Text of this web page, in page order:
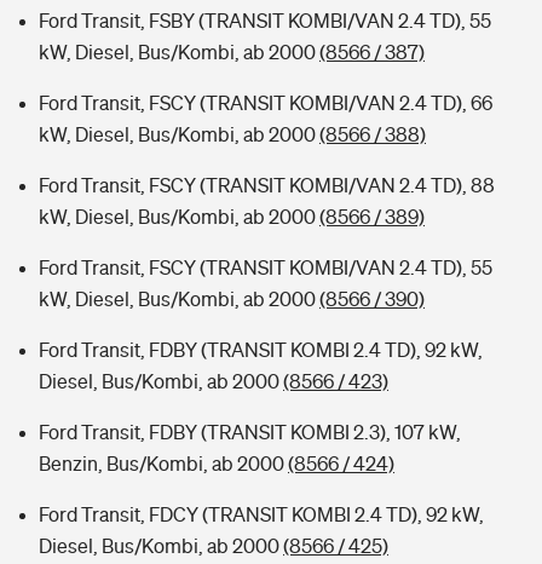
Ford Transit, FSBY (TRANSIT KOMBI/VAN 2.4 TD), 55
kW, Diesel, Bus/Kombi, ab 2000(8566 / 387)
Ford Transit, FSCY (TRANSIT KOMBI/VAN 2.4 TD), 66
kW, Diesel, Bus/Kombi, ab 2000(8566 / 388)
Ford Transit, FSCY (TRANSIT KOMBI/VAN 2.4 TD), 88
kW, Diesel, Bus/Kombi, ab 2000(8566 / 389)
Ford Transit, FSCY (TRANSIT KOMBI/VAN 2.4 TD), 55
kW, Diesel, Bus/Kombi, ab 2000(8566 / 390)
Ford Transit, FDBY (TRANSIT KOMBI 2.4 TD), 92 kW,
Diesel, Bus/Kombi, ab 2000(8566 / 423)
Ford Transit, FDBY (TRANSIT KOMBI 2.3), 107 kW,
Benzin, Bus/Kombi, ab 2000(8566 / 424)
Ford Transit, FDCY (TRANSIT KOMBI 2.4 TD), 92 kW,
Diesel, Bus/Kombi, ab 2000(8566 / 425)